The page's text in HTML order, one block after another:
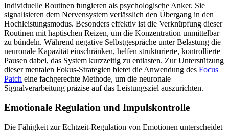
Individuelle Routinen fungieren als psychologische Anker. Sie
signalisieren dem Nervensystem verlässlich den Übergang in den
Hochleistungsmodus. Besonders effektiv ist die Verknüpfung dieser
Routinen mit haptischen Reizen, um die Konzentration unmittelbar
zu bündeln. Während negative Selbstgespräche unter Belastung die
neuronale Kapazität einschränken, helfen strukturierte, kontrollierte
Pausen dabei, das System kurzzeitig zu entlasten. Zur Unterstützung
dieser mentalen Fokus-Strategien bietet die Anwendung des Focus
Patch eine fachgerechte Methode, um die neuronale
Signalverarbeitung präzise auf das Leistungsziel auszurichten.
Emotionale Regulation und Impulskontrolle
Die Fähigkeit zur Echtzeit-Regulation von Emotionen unterscheidet